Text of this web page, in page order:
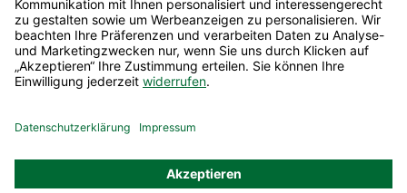
Service & Beratung
Informationen